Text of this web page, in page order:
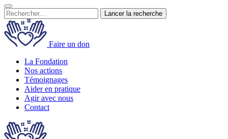
Lancer la recherche
Faire un don
La Fondation
Nos actions
Témoignages
Aider en pratique
Agir avec nous
Contact